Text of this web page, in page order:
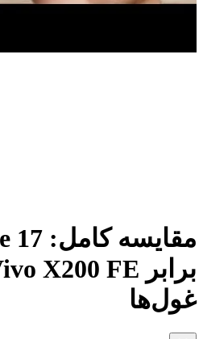
مقایسه کامل: iPhone 17 در
برابر Vivo X200 FE؛ جدال